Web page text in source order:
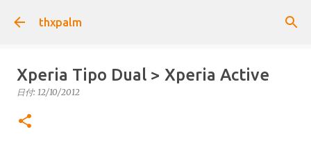
スキップしてメイン コンテンツに移動
thxpalm
Xperia Tipo Dual > Xperia Active
日付: 12/10/2012